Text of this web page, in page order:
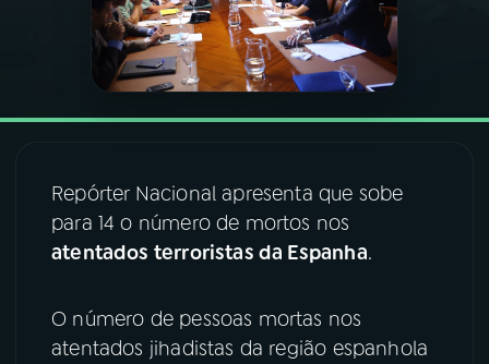
PODCASTS
06VIDEOCASTS
07ÚLTIMAS
ACOMPANHE A RÁDIO NACIONAL
Repórter Nacional apresenta que sobe
para 14 o número de mortos nos
atentados terroristas da Espanha.
O número de pessoas mortas nos
atentados jihadistas da região espanhola